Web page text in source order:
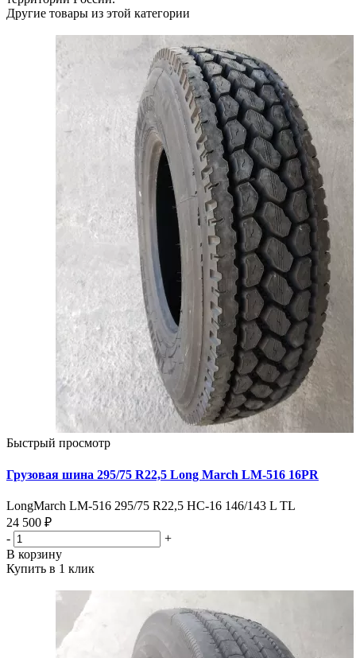
Другие товары из этой категории
Быстрый просмотр
Грузовая шина 295/75 R22,5 Long March LM-516 16PR
LongMarch LM-516 295/75 R22,5 НС-16 146/143 L TL
24 500 ₽
-
+
В корзину
Купить в 1 клик